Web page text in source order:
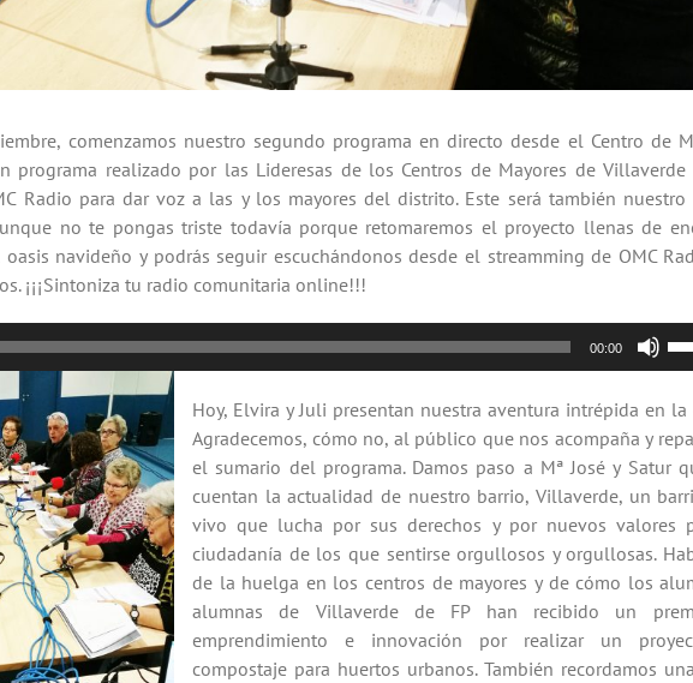
comenzamos nuestro segundo programa en directo desde el Centro de
programa realizado por las Lideresas de los Centros de Mayores de
Radio para dar voz a las y los mayores del distrito. Este será también
no te pongas triste todavía porque retomaremos el proyecto llenas de
navideño y podrás seguir escuchándonos desde el streamming de OMC
¡¡¡Sintoniza tu radio comunitaria online!!!
00:00
de
o
el
Hoy, Elvira y Juli presentan nuestra aventura intrépida en la
Agradecemos, cómo no, al público que nos acompaña y
el sumario del programa. Damos paso a Mª José y Satur
cuentan la actualidad de nuestro barrio, Villaverde, un
vivo que lucha por sus derechos y por nuevos valores
ciudadanía de los que sentirse orgullosos y orgullosas.
de la huelga en los centros de mayores y de cómo los
alumnas de Villaverde de FP han recibido un
emprendimiento e innovación por realizar un
compostaje para huertos urbanos. También recordamos